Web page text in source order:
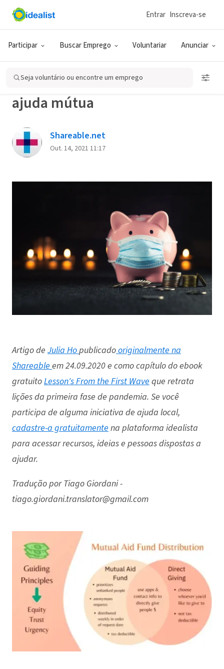
Participar Buscar Emprego Voluntariar Anunciar
Entrar Inscreva-se
Seja voluntário ou encontre um emprego
Back
Como formar um fundo de
ajuda mútua
Shareable.net
Out. 14, 2021 11:17
Artigo de Julia Hopublicadooriginalmente na
Shareable em 24.09.2020 e como capítulo do ebook
gratuitoLesson's From the First Wave que retrata
lições da primeira fase de pandemia. Se você
participa de alguma iniciativa de ajuda local,
cadastre-a gratuitamente na plataforma idealista
para acessar recursos, ideias e pessoas dispostas a
ajudar.
Tradução por Tiago Giordani -
tiago.giordani.translator@gmail.com